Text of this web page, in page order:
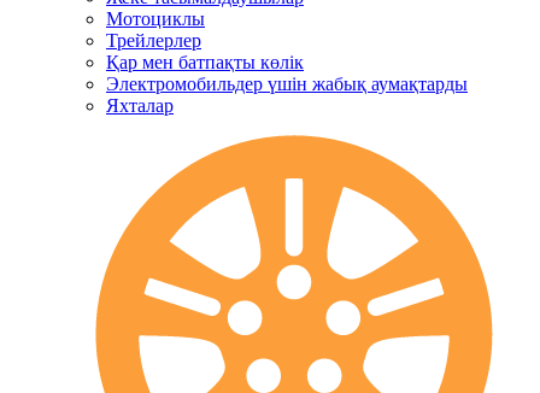
Мотоциклы
Трейлерлер
Қар мен батпақты көлік
Электромобильдер үшін жабық аумақтарды
Яхталар